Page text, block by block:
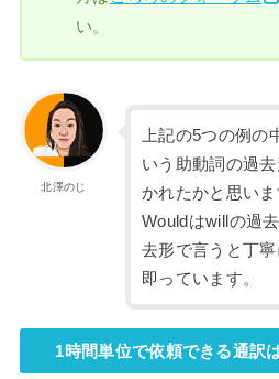
い。
北澤のじ
上記の5つの例の
いう助動詞の過
かれたかと思いま
Wouldはwillの過
去形で言うと丁
即っています。
1時間単位で依頼できる通訳